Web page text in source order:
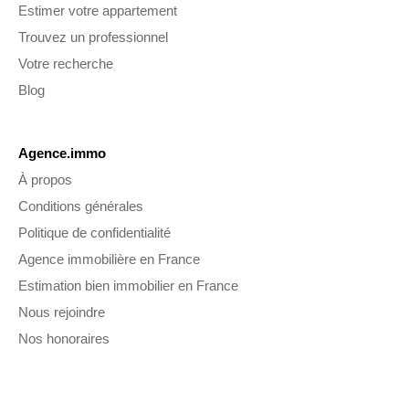
Estimer votre appartement
Trouvez un professionnel
Votre recherche
Blog
Agence.immo
À propos
Conditions générales
Politique de confidentialité
Agence immobilière en France
Estimation bien immobilier en France
Nous rejoindre
Nos honoraires